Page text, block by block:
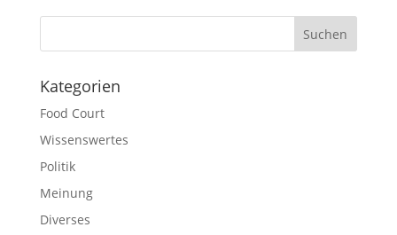
Suchen
Kategorien
Food Court
Wissenswertes
Politik
Meinung
Diverses